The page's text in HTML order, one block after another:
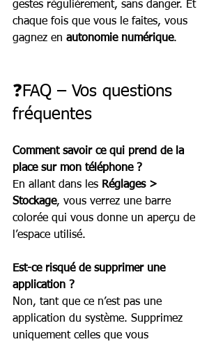
gestes régulièrement, sans danger. Et
chaque fois que vous le faites, vous
gagnez en autonomie numérique.
❓FAQ – Vos questions
fréquentes
Comment savoir ce qui prend de la
place sur mon téléphone ?
En allant dans les Réglages >
Stockage, vous verrez une barre
colorée qui vous donne un aperçu de
l’espace utilisé.
Est-ce risqué de supprimer une
application ?
Non, tant que ce n’est pas une
application du système. Supprimez
uniquement celles que vous